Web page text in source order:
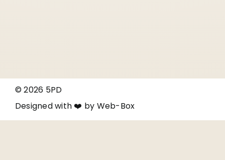
© 2026 5PD
Designed with ❤️ by Web-Box